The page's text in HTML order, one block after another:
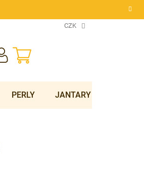
CZK
NÁKUPNÍ
KOŠÍK
PERLY JANTARY